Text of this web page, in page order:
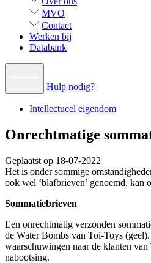
MVO
Contact
Werken bij
Databank
Hulp nodig?
Intellectueel eigendom
Onrechtmatige
Geplaatst op 18-07-2022
Het is onder sommige
ook wel ‘blafbrieven’ genoemd, kan
Sommatiebrieven
Een onrechtmatig verzonden
de Water Bombs van Toi-Toys
waarschuwingen naar de klanten
nabootsing.